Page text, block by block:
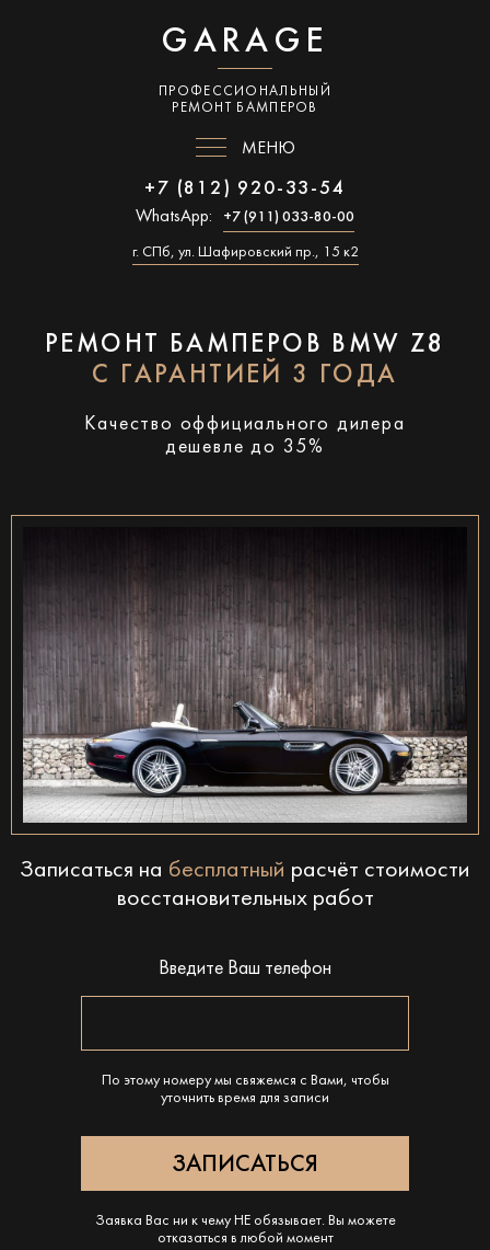
GARAGE
ПРОФЕССИОНАЛЬНЫЙ
РЕМОНТ БАМПЕРОВ
МЕНЮ
+7 (812) 920-33-54
WhatsApp: +7 (911) 033-80-00
г. СПб, ул. Шафировский пр., 15 к2
РЕМОНТ БАМПЕРОВ BMW Z8
С ГАРАНТИЕЙ 3 ГОДА
Качество оффициального дилера
дешевле до 35%
Записаться на бесплатный расчёт стоимости
восстановительных работ
Введите Ваш телефон
По этому номеру мы свяжемся с Вами, чтобы
уточнить время для записи
Заявка Вас ни к чему НЕ обязывает. Вы можете
отказаться в любой момент